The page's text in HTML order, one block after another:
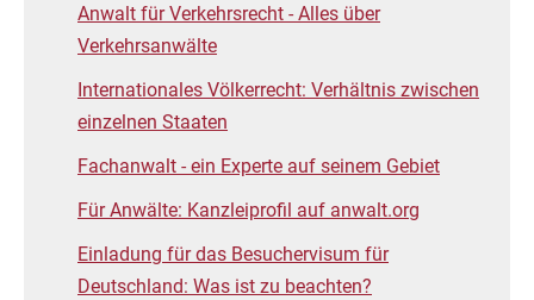
Anwalt für Verkehrsrecht - Alles über
Verkehrsanwälte
Internationales Völkerrecht: Verhältnis zwischen
einzelnen Staaten
Fachanwalt - ein Experte auf seinem Gebiet
Für Anwälte: Kanzleiprofil auf anwalt.org
Einladung für das Besuchervisum für
Deutschland: Was ist zu beachten?